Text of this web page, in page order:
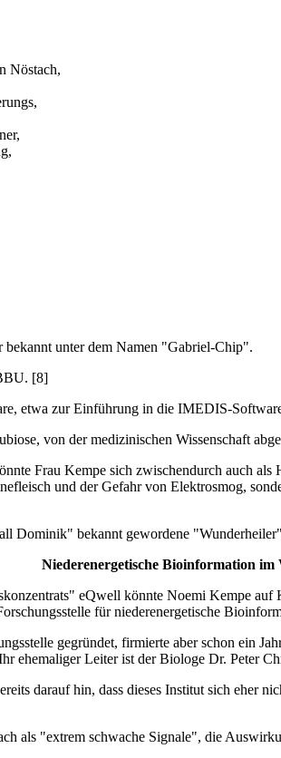
Nöstach,
bekannt unter dem Namen "Gabriel-Chip".
[8]
etwa zur Einführung in die IMEDIS-
von der medizinischen Wissenschaft
Frau Kempe sich zwischendurch auch
und der Gefahr von Elektrosmog,
Dominik" bekannt gewordene
Niederenergetische Bioinformation im
eQwell könnte Noemi Kempe
für niederenergetische
gegründet, firmierte aber schon ein
ehemaliger Leiter ist der Biologe Dr. Peter
darauf hin, dass dieses Institut sich eher
als "extrem schwache Signale", die